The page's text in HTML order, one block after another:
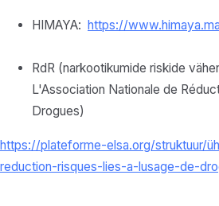
HIMAYA: https://
RdR (narkootikumide riskide
L'Association Nationale de
Drogues)
https://plateforme-elsa.org/struktuur/
reduction-risques-lies-a-lusage-de-